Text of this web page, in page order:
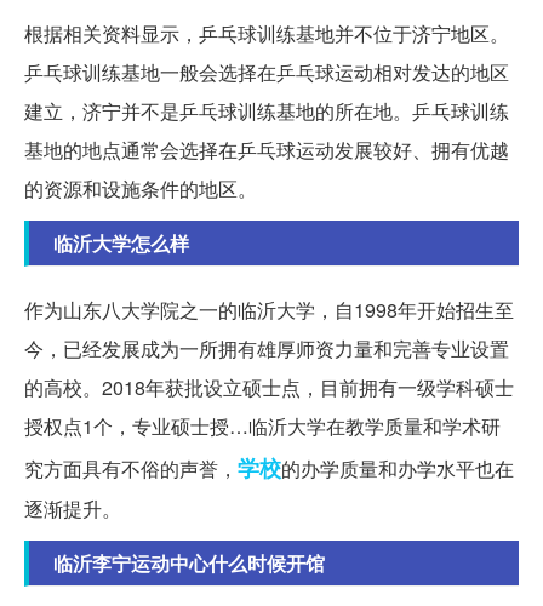
根据相关资料显示，乒乓球训练基地并不位于济宁地区。
乒乓球训练基地一般会选择在乒乓球运动相对发达的地区
建立，济宁并不是乒乓球训练基地的所在地。乒乓球训练
基地的地点通常会选择在乒乓球运动发展较好、拥有优越
的资源和设施条件的地区。
临沂大学怎么样
作为山东八大学院之一的临沂大学，自1998年开始招生至
今，已经发展成为一所拥有雄厚师资力量和完善专业设置
的高校。2018年获批设立硕士点，目前拥有一级学科硕士
授权点1个，专业硕士授…临沂大学在教学质量和学术研
究方面具有不俗的声誉， 学校的办学质量和办学水平也在
逐渐提升。
临沂李宁运动中心什么时候开馆